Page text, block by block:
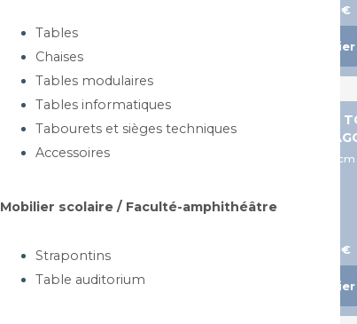
Tables
Chaises
Tables modulaires
Tables informatiques
Tabourets et sièges techniques
Accessoires
Mobilier scolaire / Faculté-amphithéâtre
Strapontins
Table auditorium
A partir de 303,04 €
Ajouter au panier
BANC ET FAUTEUIL EN
PERFORÉE -
Dims: L200 x H74 x P54cm
A partir de 448,98 €
Ajouter au panier